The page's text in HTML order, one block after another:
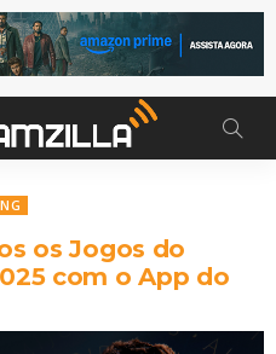
os Jogos do
com o App do